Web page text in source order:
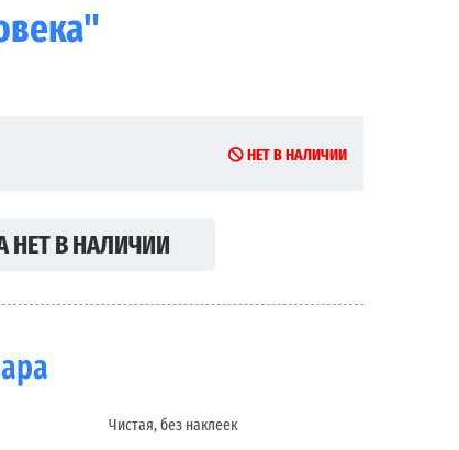
НЕТ В НАЛИЧИИ
НЕТ В НАЛИЧИИ
Чистая, без наклеек